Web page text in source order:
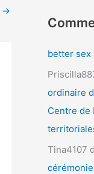
→
better sex
ordinaire
Centre de
Tina4107